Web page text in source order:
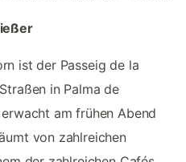
ist der Passeig de la
in Palma de
am frühen Abend
von zahlreichen